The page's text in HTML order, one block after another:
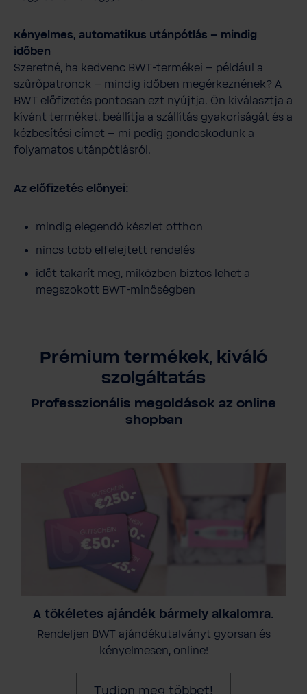
Kényelmes, automatikus utánpótlás – mindig
időben
Szeretné, ha kedvenc BWT-termékei – például a
szűrőpatronok – mindig időben megérkeznének? A
BWT előfizetés pontosan ezt nyújtja. Ön kiválasztja a
kívánt terméket, beállítja a szállítás gyakoriságát és a
kézbesítési címet – mi pedig gondoskodunk a
folyamatos utánpótlásról.
Az előfizetés előnyei:
mindig elegendő készlet otthon
nincs több elfelejtett rendelés
időt takarít meg, miközben biztos lehet a
megszokott BWT-minőségben
Prémium termékek, kiváló
szolgáltatás
Professzionális megoldások az online
shopban
A tökéletes ajándék bármely alkalomra.
Rendeljen BWT ajándékutalványt gyorsan és
kényelmesen, online!
Tudjon meg többet!